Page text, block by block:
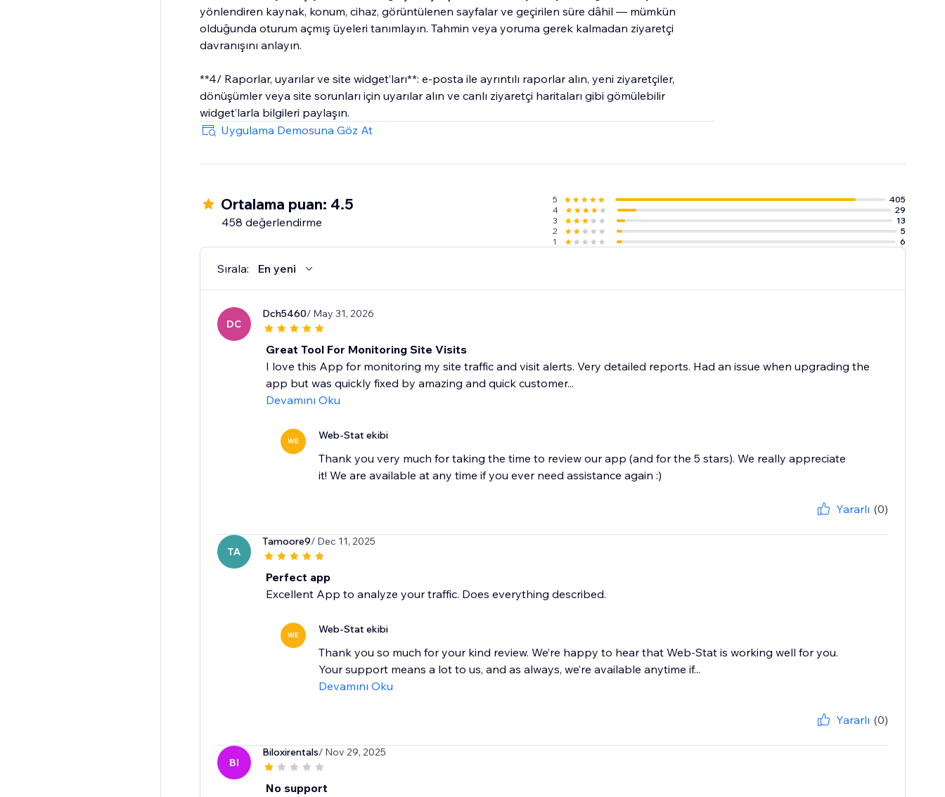
yönlendiren kaynak, konum, cihaz, görüntülenen sayfalar ve geçirilen süre dâhil — mümkün
olduğunda oturum açmış üyeleri tanımlayın. Tahmin veya yoruma gerek kalmadan ziyaretçi
davranışını anlayın.
**4/ Raporlar, uyarılar ve site widget’ları**: e-posta ile ayrıntılı raporlar alın, yeni ziyaretçiler,
dönüşümler veya site sorunları için uyarılar alın ve canlı ziyaretçi haritaları gibi gömülebilir
widget’larla bilgileri paylaşın.
Uygulama Demosuna Göz At
Ortalama puan: 4.5
458 değerlendirme
5
405
4
29
3
13
2
5
1
6
Sırala: En yeni
DC
Dch5460/ May 31, 2026
Great Tool For Monitoring Site Visits
I love this App for monitoring my site traffic and visit alerts. Very detailed reports. Had an issue when upgrading the
app but was quickly fixed by amazing and quick customer...
Devamını Oku
WE Web-Stat ekibi
Thank you very much for taking the time to review our app (and for the 5 stars). We really appreciate
it! We are available at any time if you ever need assistance again :)
Yararlı (0)
TA
Tamoore9/ Dec 11, 2025
Perfect app
Excellent App to analyze your traffic. Does everything described.
WE Web-Stat ekibi
Thank you so much for your kind review. We’re happy to hear that Web-Stat is working well for you.
Your support means a lot to us, and as always, we’re available anytime if...
Devamını Oku
Yararlı (0)
BI
Biloxirentals/ Nov 29, 2025
No support